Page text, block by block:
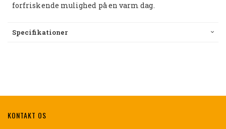
forfriskende mulighed på en varm dag.
Specifikationer
KONTAKT OS